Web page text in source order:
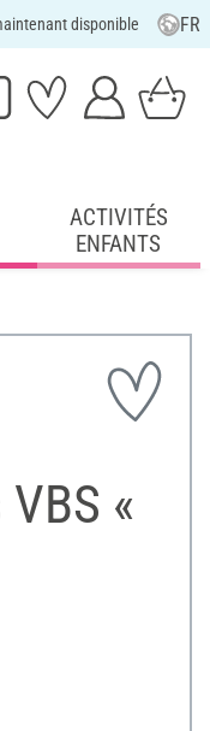
disponible FR
ACTIVITÉS
ENFANTS
«